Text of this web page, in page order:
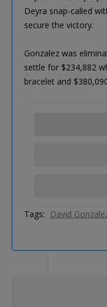
Deyra snap-called
secure the victory.
Gonzalez was
settle for $234,882
bracelet and
Tags: David